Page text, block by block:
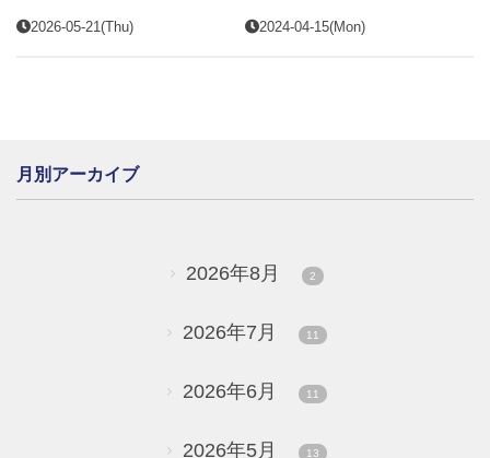
2026-05-21(Thu) 2024-04-15(Mon)
月別アーカイブ
2026年8月 2
2026年7月 11
2026年6月 11
2026年5月 13